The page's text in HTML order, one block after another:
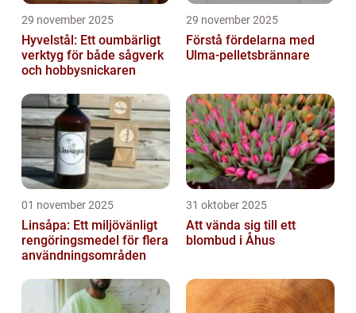
29 november 2025
Hyvelstål: Ett oumbärligt
verktyg för både sågverk
och hobbysnickaren
29 november 2025
Förstå fördelarna med
Ulma-pelletsbrännare
01 november 2025
Linsåpa: Ett miljövänligt
rengöringsmedel för flera
användningsområden
31 oktober 2025
Att vända sig till ett
blombud i Åhus